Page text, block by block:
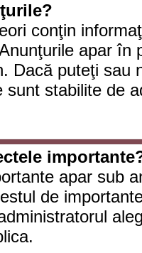
conţin
apar în
Dacă puteţi sau
sunt stabilite de
apar sub
de